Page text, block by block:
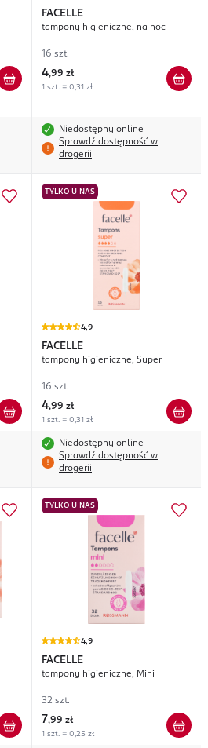
FACELLE
tampony higieniczne, na noc
16 szt.
4,99 zł
1 szt. = 0,31 zł
Niedostępny online
Sprawdź dostępność w
drogerii
TYLKO U NAS
4,9
FACELLE
tampony higieniczne, Super
16 szt.
4,99 zł
1 szt. = 0,31 zł
Niedostępny online
Sprawdź dostępność w
drogerii
TYLKO U NAS
4,9
FACELLE
tampony higieniczne, Mini
32 szt.
7,99 zł
1 szt. = 0,25 zł